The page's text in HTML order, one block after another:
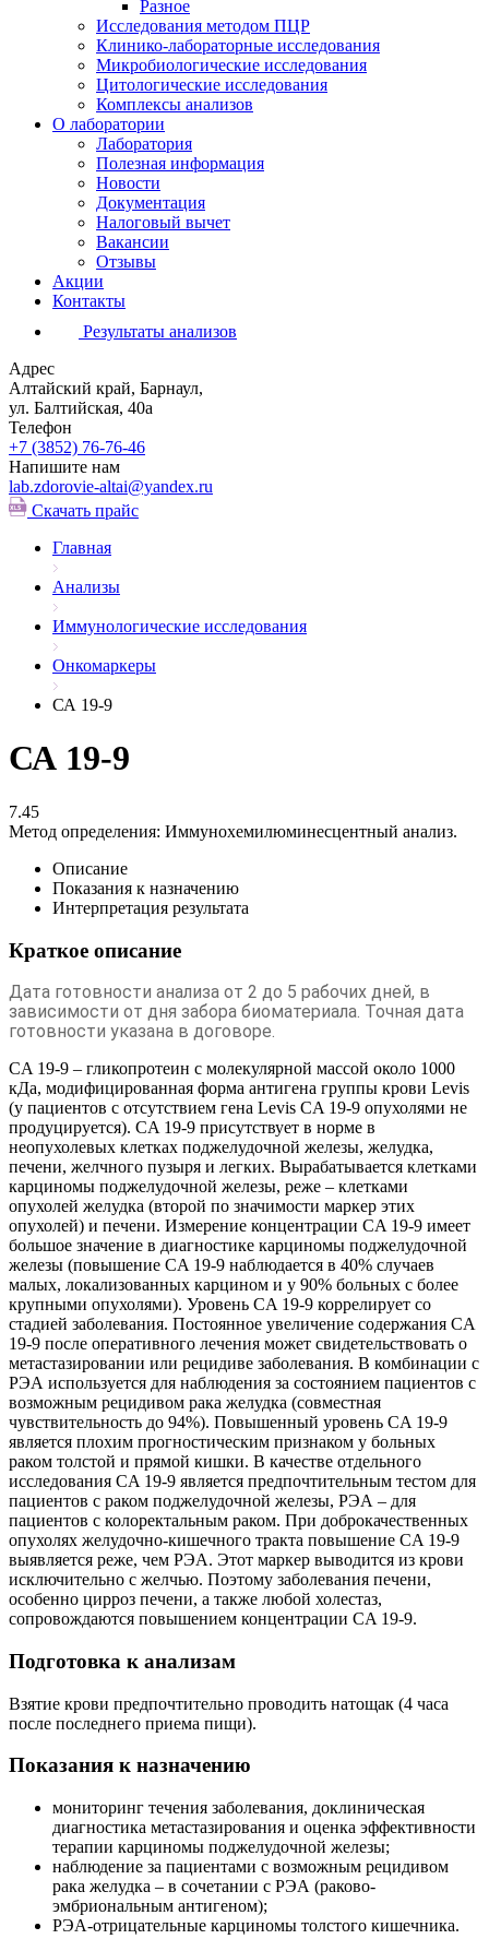
Разное
Исследования методом ПЦР
Клинико-лабораторные исследования
Микробиологические исследования
Цитологические исследования
Комплексы анализов
О лаборатории
Лаборатория
Полезная информация
Новости
Документация
Налоговый вычет
Вакансии
Отзывы
Акции
Контакты
Результаты анализов
Адрес
Алтайский край, Барнаул,
ул. Балтийская, 40а
Телефон
+7 (3852) 76-76-46
Напишите нам
lab.zdorovie-altai@yandex.ru
Скачать прайс
Главная
Анализы
Иммунологические исследования
Онкомаркеры
СА 19-9
СА 19-9
7.45
Метод определения: Иммунохемилюминесцентный анализ.
Описание
Показания к назначению
Интерпретация результата
Краткое описание
Дата готовности анализа от 2 до 5 рабочих дней, в
зависимости от дня забора биоматериала. Точная дата
готовности указана в договоре.
CA 19-9 – гликопротеин с молекулярной массой около 1000
кДа, модифицированная форма антигена группы крови Levis
(у пациентов с отсутствием гена Levis CA 19-9 опухолями не
продуцируется). CA 19-9 присутствует в норме в
неопухолевых клетках поджелудочной железы, желудка,
печени, желчного пузыря и легких. Вырабатывается клетками
карциномы поджелудочной железы, реже – клетками
опухолей желудка (второй по значимости маркер этих
опухолей) и печени. Измерение концентрации CA 19-9 имеет
большое значение в диагностике карциномы поджелудочной
железы (повышение CA 19-9 наблюдается в 40% случаев
малых, локализованных карцином и у 90% больных с более
крупными опухолями). Уровень CA 19-9 коррелирует со
стадией заболевания. Постоянное увеличение содержания CA
19-9 после оперативного лечения может свидетельствовать о
метастазировании или рецидиве заболевания. В комбинации с
РЭА используется для наблюдения за состоянием пациентов с
возможным рецидивом рака желудка (совместная
чувствительность до 94%). Повышенный уровень CA 19-9
является плохим прогностическим признаком у больных
раком толстой и прямой кишки. В качестве отдельного
исследования CA 19-9 является предпочтительным тестом для
пациентов с раком поджелудочной железы, РЭА – для
пациентов с колоректальным раком. При доброкачественных
опухолях желудочно-кишечного тракта повышение CA 19-9
выявляется реже, чем РЭА. Этот маркер выводится из крови
исключительно с желчью. Поэтому заболевания печени,
особенно цирроз печени, а также любой холестаз,
сопровождаются повышением концентрации CA 19-9.
Подготовка к анализам
Взятие крови предпочтительно проводить натощак (4 часа
после последнего приема пищи).
Показания к назначению
мониторинг течения заболевания, доклиническая
диагностика метастазирования и оценка эффективности
терапии карциномы поджелудочной железы;
наблюдение за пациентами с возможным рецидивом
рака желудка – в сочетании с РЭА (раково-
эмбриональным антигеном);
РЭА-отрицательные карциномы толстого кишечника.